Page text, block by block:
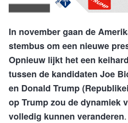
In november gaan de
stembus om een nieuwe
Opnieuw lijkt het een
tussen de kandidaten Joe
en Donald Trump
op Trump zou de dynamiek
volledig kunnen veranderen.